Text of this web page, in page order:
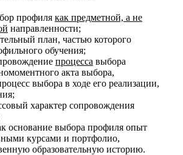
профиля как предметной, а не
направленности;
план, частью которого
обучения;
процесса выбора
акта выбора,
выбора в ходе его реализации,
характер сопровождения
основание выбора профиля опыт
курсами и портфолио,
образовательную историю.